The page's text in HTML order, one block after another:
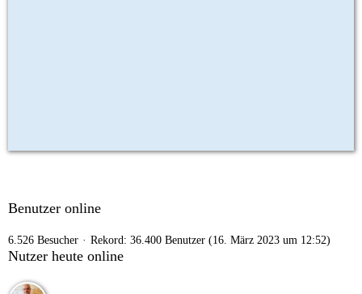
Benutzer online
6.526 Besucher Rekord: 36.400 Benutzer (16. März 2023 um 12:52)
Nutzer heute online